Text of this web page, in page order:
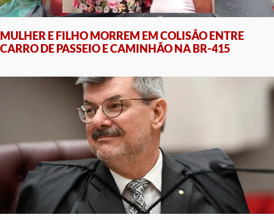
MULHER E FILHO MORREM EM COLISÃO ENTRE
CARRO DE PASSEIO E CAMINHÃO NA BR-415